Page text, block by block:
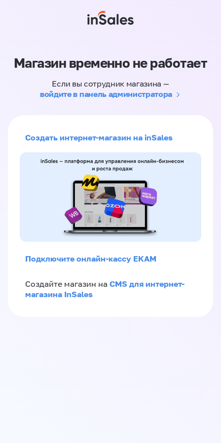
Магазин временно не работает
Если вы сотрудник магазина —
войдите в панель администратора
Создать интернет-магазин на inSales
Подключите онлайн-кассу ЕКАМ
Создайте магазин на CMS для интернет-
магазина InSales